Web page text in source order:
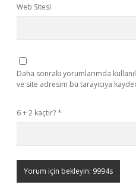
Web Sitesi
Daha sonraki yorumlarımda
ve site adresim bu tarayıcıya
6 + 2 kaçtır?*